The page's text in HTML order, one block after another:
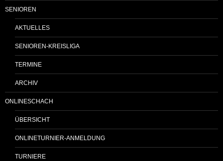
SENIOREN
AKTUELLES
SENIOREN-KREISLIGA
TERMINE
ARCHIV
ONLINESCHACH
ÜBERSICHT
ONLINETURNIER-ANMELDUNG
TURNIERE